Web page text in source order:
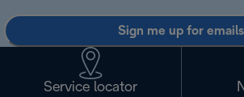
Sign me up for emails
Service locator